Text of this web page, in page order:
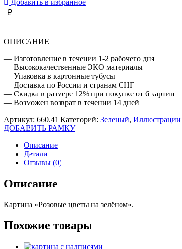
НА
ЗЕЛЁНОМ
Добавить в избранное
₽
ОПИСАНИЕ
— Изготовление в течении 1-2 рабочего дня
— Высококачественные ЭКО материалы
— Упаковка в картонные тубусы
— Доставка по России и странам СНГ
— Скидка в размере 12% при покупке от 6 картин
— Возможен возврат в течении 14 дней
Артикул: 660.41 Категорий: Зеленый, Иллюстрации
ДОБАВИТЬ РАМКУ
Описание
Детали
Отзывы (0)
Описание
Картина «Розовые цветы на зелёном».
Похожие товары